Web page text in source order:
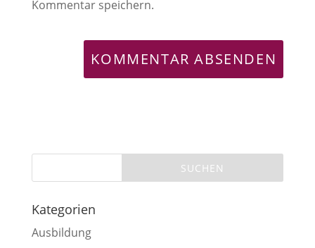
Kommentar speichern.
Kategorien
Ausbildung